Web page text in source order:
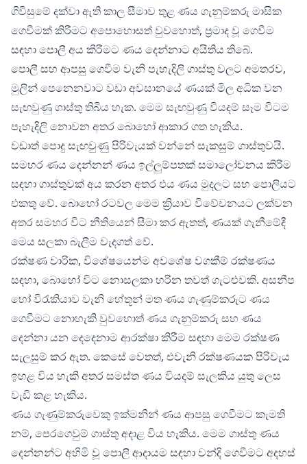
ගිවිසුමේ දක්වා ඇති කාල සීමාව තුළ ණය ගැනුම්කරු මාසික
ගෙවීමක් කිරීමට අපොහොසත් වුවහොත්, ප්‍රමාද වූ ගෙවීම
සඳහා පොලී අය කිරීමට ණය දෙන්නාට අයිතිය තිබේ.
පොලී සහ ආපසු ගෙවීම වැනි පැහැදිලි ගාස්තු වලට අමතරව,
මුලින් පෙනෙනවාට වඩා අවසානයේ ණයක් මිල අධික වන
සැඟවුණු ගාස්තු තිබිය හැක. මෙම සැඟවුණු වියදම් සෑම විටම
පැහැදිලි නොවන අතර බොහෝ ආකාර ගත හැකිය.
වඩාත් පොදු සැඟවුණු පිරිවැයක් වන්නේ සැකසුම් ගාස්තුවයි.
සමහර ණය දෙන්නන් ණය ඉල්ලුම්පතක් සමාලෝචනය කිරීම
සඳහා ගාස්තුවක් අය කරන අතර එය ණය මුදලට සහ පොලියට
එකතු වේ. බොහෝ රටවල මෙම ක්‍රියාව විවේචනයට ලක්වන
අතර සමහර විට නීතියෙන් සීමා කර ඇතත්, ණයක් ගැනීමේදී
මෙය සලකා බැලීම වැදගත් වේ.
රක්ෂණ වාරික, විශේෂයෙන්ම අවශේෂ වගකීම් රක්ෂණය
සඳහා, බොහෝ විට නොසලකා හරින තවත් ගැටළුවකි. අසනීප
හෝ විරැකියාව වැනි හේතූන් මත ණය ගැණුම්කරුට ණය
ගෙවීමට නොහැකි වුවහොත් ණය ගැනුම්කරු සහ ණය
දෙන්නා යන දෙදෙනාම ආරක්ෂා කිරීම සඳහා මෙම රක්ෂණ
සැලසුම් කර ඇත. කෙසේ වෙතත්, එවැනි රක්ෂණයක පිරිවැය
ඉහළ විය හැකි අතර සමස්ත ණය වියදම් සැලකිය යුතු ලෙස
වැඩි කළ හැකිය.
ණය ගැණුම්කරුවෙකු ඉක්මනින් ණය ආපසු ගෙවීමට කැමති
නම්, පෙරගෙවුම් ගාස්තු අදාළ විය හැකිය. මෙම ගාස්තු ණය
දෙන්නන්ට අහිමි වූ පොලී ආදායම සඳහා වන්දි ගෙවීමට අදහස්